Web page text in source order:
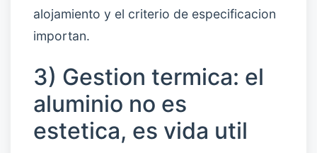
alojamiento y el criterio de especificacion
importan.
3) Gestion termica: el
aluminio no es
estetica, es vida util